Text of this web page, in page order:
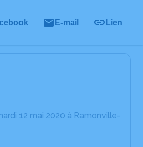
E-mail Lien
12 mai 2020 à Ramonville-